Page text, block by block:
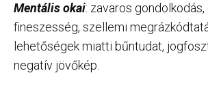
Mentális okai: zavaros
fineszesség, szellemi
lehetőségek miatti bűntudat,
negatív jövőkép.